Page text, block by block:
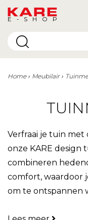
E-SHOP
Home Meubilair
Verfraai je tuin
onze KARE design
combineren
comfort, waardoor
om te ontspannen